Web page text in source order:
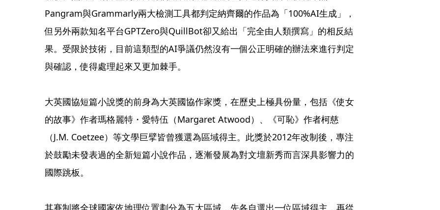
Pangram與Grammarly兩大檢測工具都判定納齊爾的作品為「100%AI生成」，
但另外兩款知名平台GPTZero與QuillBot卻又給出「完全由人類撰寫」的相反結
果。受限於技術，目前這類型的AI爭議仍然沒有一個公正明確的辦法來進行判定
與確認，使得處理起來又更加棘手。
大英國協短篇小說獎的前身為大英國協作家獎，在歷史上極具份量，包括《使女
的故事》作者瑪格麗特・愛特伍（Margaret Atwood）、《可恥》作者柯慈
（J.M. Coetzee）等文學巨擘皆曾獲選為區域得主。此獎於2012年改制後，專注
於鼓勵未發表過的全新短篇小說作品，逐漸發展為對文壇新秀而言深具影響力的
國際跳板。